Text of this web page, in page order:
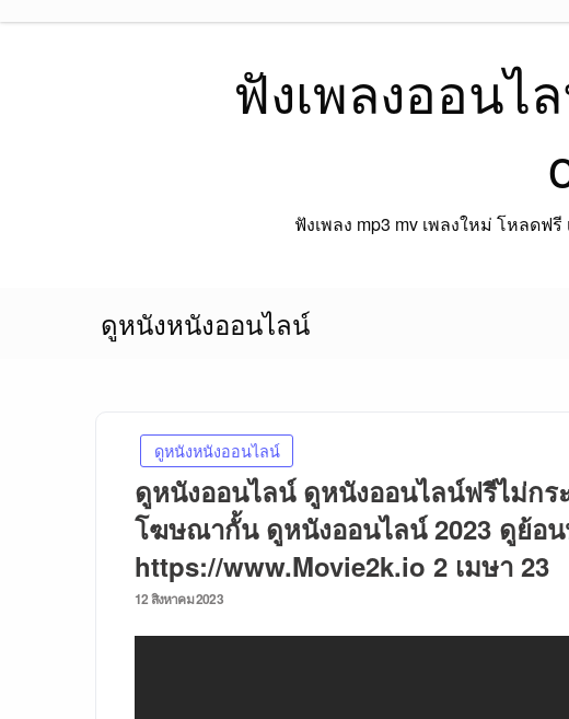
ฟังเพลงออนไ
ฟังเพลง mp3 mv เพลงใหม่ โหลดฟ
ดูหนังหนังออนไลน์
ดูหนังหนังออนไลน์
ดูหนังออนไลน์ ดูหนังออนไลน์ฟรีไม่กร
โฆษณากั้น ดูหนังออนไลน์ 2023 ดูย้อ
https://www.Movie2k.io 2 เมษา 23
Posted
12 สิงหาคม 2023